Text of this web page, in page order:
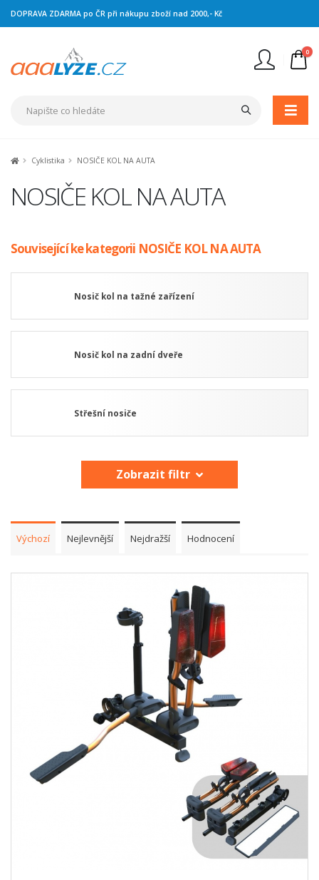
DOPRAVA ZDARMA po ČR při nákupu zboží nad 2000,- Kč
0
Cyklistika NOSIČE KOL NA AUTA
NOSIČE KOL NA AUTA
Související ke kategorii NOSIČE KOL NA AUTA
Nosič kol na tažné zařízení
Nosič kol na zadní dveře
Střešní nosiče
Zobrazit filtr
Výchozí Nejlevnější Nejdražší Hodnocení